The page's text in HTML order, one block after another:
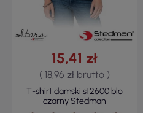
15,41 zł
( 18,96 zł brutto )
T-shirt damski st2600 blo
czarny Stedman